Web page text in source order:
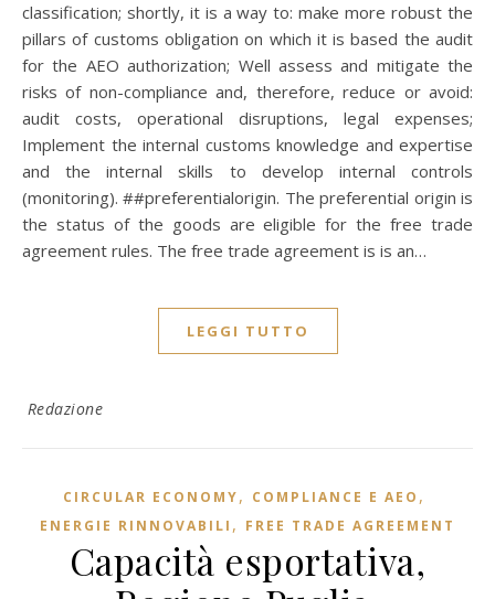
classification; shortly, it is a way to: make more robust the
pillars of customs obligation on which it is based the audit
for the AEO authorization; Well assess and mitigate the
risks of non-compliance and, therefore, reduce or avoid:
audit costs, operational disruptions, legal expenses;
Implement the internal customs knowledge and expertise
and the internal skills to develop internal controls
(monitoring). ##preferentialorigin. The preferential origin is
the status of the goods are eligible for the free trade
agreement rules. The free trade agreement is is an…
LEGGI TUTTO
Redazione
CIRCULAR ECONOMY, COMPLIANCE E AEO ,
ENERGIE RINNOVABILI , FREE TRADE AGREEMENT
Capacità esportativa,